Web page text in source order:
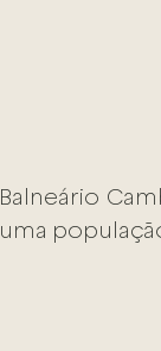
Balneário
uma